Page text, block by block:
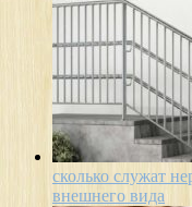
сколько служат
внешнего вида